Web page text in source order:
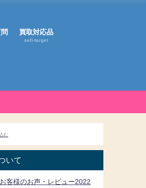
買取対応品
sell-target
いて
客様のお声・レビュー2022